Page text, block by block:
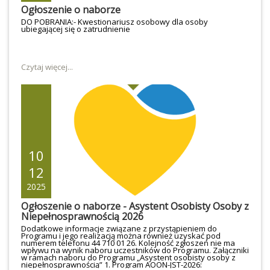
ekologiczna). Skierowania do udziału w Programie, jak
również więcej szczegółowych informacji udziela Miejski
Ośrodek Pomocy Społecznej w Ujeździe, ul. Kościelna 24, 97-
225 Ujazd, (pok. 18 i pok. 20), tel. 44 710 01 26.Do
pobrania:OświadczenieKlauzula RODO
Ogłoszenie o naborze
DO POBRANIA:- Kwestionariusz osobowy dla osoby
ubiegającej się o zatrudnienie
Czytaj więcej...
10
12
2025
Ogłoszenie o naborze - Asystent Osobisty Osoby z
Niepełnosprawnością 2026
Dodatkowe informacje związane z przystąpieniem do
Programu i jego realizacją można również uzyskać pod
numerem telefonu 44 710 01 26. Kolejność zgłoszeń nie ma
wpływu na wynik naboru uczestników do Programu. Załączniki
w ramach naboru do Programu „Asystent osobisty osoby z
niepełnosprawnością” 1. Program AOON-JST-2026: